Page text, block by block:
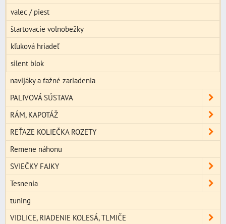
valec / piest
štartovacie volnobežky
kľuková hriadeľ
silent blok
navijáky a ťažné zariadenia
PALIVOVÁ SÚSTAVA
RÁM, KAPOTÁŽ
REŤAZE KOLIEČKA ROZETY
Remene náhonu
SVIEČKY FAJKY
Tesnenia
tuning
VIDLICE, RIADENIE KOLESÁ, TLMIČE